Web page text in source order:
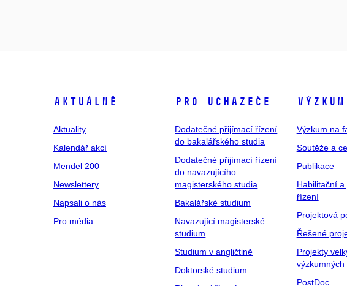
Aktuálně
Aktuality
Kalendář akcí
Mendel 200
Newslettery
Napsali o nás
Pro média
Pro uchazeče
Dodatečné přijímací řízení
do bakalářského studia
Dodatečné přijímací řízení
do navazujícího
magisterského studia
Bakalářské studium
Navazující magisterské
studium
Studium v angličtině
Doktorské studium
Výzkum
Výzkum na
Soutěže a
Publikace
Habilitační
řízení
Projektová
Řešené
Projekty
PostDoc